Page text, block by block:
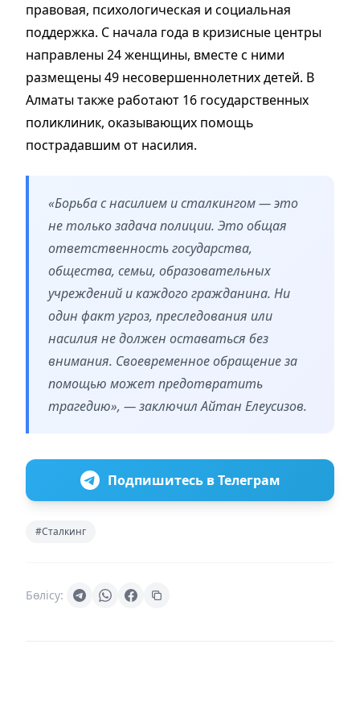
правовая, психологическая и социальная
поддержка. С начала года в кризисные центры
направлены 24 женщины, вместе с ними
размещены 49 несовершеннолетних детей. В
Алматы также работают 16 государственных
поликлиник, оказывающих помощь
пострадавшим от насилия.
«Борьба с насилием и сталкингом — это
не только задача полиции. Это общая
ответственность государства,
общества, семьи, образовательных
учреждений и каждого гражданина. Ни
один факт угроз, преследования или
насилия не должен оставаться без
внимания. Своевременное обращение за
помощью может предотвратить
трагедию», — заключил Айтан Елеусизов.
Подпишитесь в Телеграм
#Сталкинг
Бөлісу: